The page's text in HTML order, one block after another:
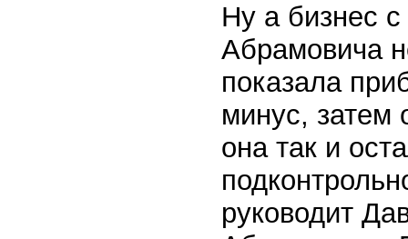
Ну а бизнес
Абрамовича
показала
минус, затем
она так и
руководит